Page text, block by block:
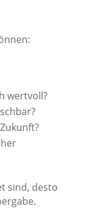
wertvoll?
sind, desto